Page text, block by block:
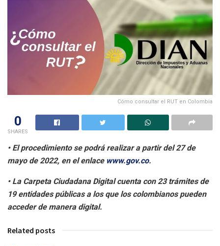
Cómo consultar el RUT en Colombia
0
SHARES
• El procedimiento se podrá realizar a partir del 27 de
mayo de 2022, en el enlace www.gov.co.
• La Carpeta Ciudadana Digital cuenta con 23 trámites de
19 entidades públicas a los que los colombianos pueden
acceder de manera digital.
Related posts